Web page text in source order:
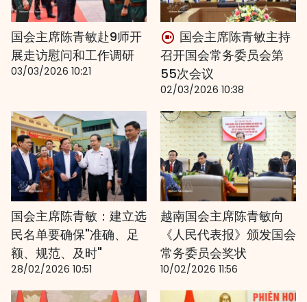
国会主席陈青敏赴9师开
展走访慰问和工作调研
03/03/2026 10:21
国会主席陈青敏主持
召开国会常务委员会第
55次会议
02/03/2026 10:38
国会主席陈青敏：建立选
民名单要确保"准确、足
额、规范、及时"
28/02/2026 10:51
越南国会主席陈青敏向
《人民代表报》颁发国会
常务委员会奖状
10/02/2026 11:56